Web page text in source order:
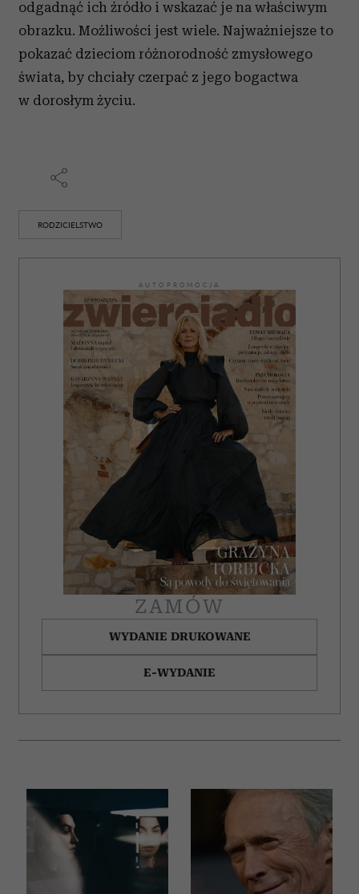
analizować ruch w naszej witrynie. Informacje o tym, jak
korzystasz z naszej witryny, udostępniamy partnerom
społecznościowym, reklamowym i analitycznym.
Partnerzy mogą połączyć te informacje z innymi danymi
otrzymanymi od Ciebie lub uzyskanymi podczas
odgadnąć ich źródło i wskazać je na właściwym
obrazku. Możliwości jest wiele. Najważniejsze to
pokazać dzieciom różnorodność zmysłowego
świata, by chciały czerpać z jego bogactwa
w dorosłym życiu.
RODZICIELSTWO
AUTOPROMOCJA
ZAMÓW
WYDANIE DRUKOWANE
E-WYDANIE